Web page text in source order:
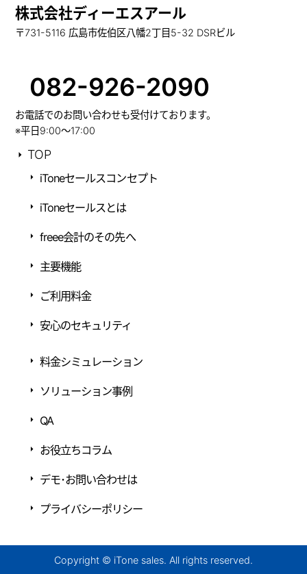
株式会社ディーエスアール
〒731-5116 広島市佐伯区八幡2丁目5-32 DSRビル
082-926-2090
お電話でのお問い合わせも受付けております。
※平日9:00～17:00
TOP
iToneセールスコンセプト
iToneセールスとは
freee会計のその先へ
主要機能
ご利用料金
安心のセキュリティ
料金シミュレーション
ソリューション事例
QA
お役立ちコラム
デモ･お問い合わせは
プライバシーポリシー
Copyright © iTone sales. All rights reserved.